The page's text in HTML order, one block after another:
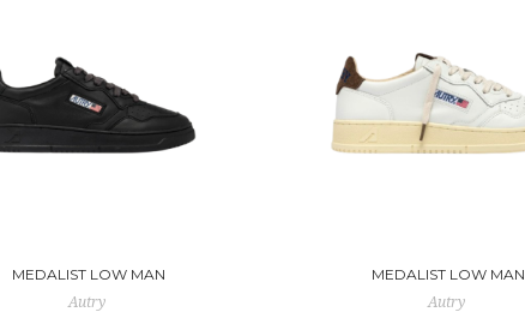
MEDALIST LOW MAN
Autry
MEDALIST LOW MAN
Autry